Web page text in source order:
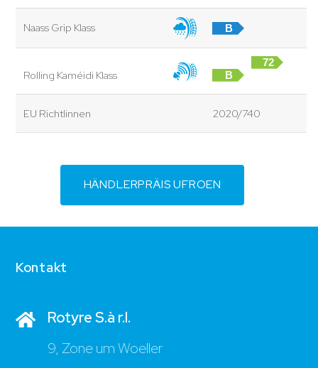
Naass Grip Klass B
Rolling Kaméidi Klass B
72
EU Richtlinnen 2020/740
HÄNDLERPRÄIS UFROEN
Kontakt
Rotyre S.à r.l.
9, Zone um Woeller